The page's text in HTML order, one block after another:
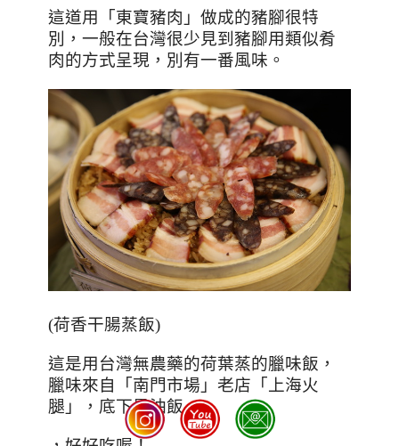
這道用「東寶豬肉」做成的豬腳很特
別，一般在台灣很少見到豬腳用類似肴
肉的方式呈現，別有一番風味。
(荷香干腸蒸飯)
這是用台灣無農藥的荷葉蒸的臘味飯，
臘味來自「南門市場」老店「上海火
腿」，底下是油飯